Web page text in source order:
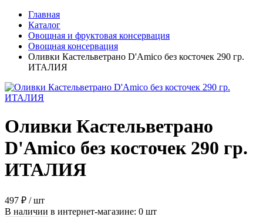
Главная
Каталог
Овощная и фруктовая консервация
Овощная консервация
Оливки Кастельветрано D'Amico без косточек 290 гр.
ИТАЛИЯ
Оливки Кастельветрано
D'Amico без косточек 290 гр.
ИТАЛИЯ
497 ₽ / шт
В наличии в интернет-магазине: 0 шт